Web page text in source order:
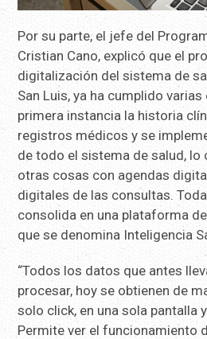
Por su parte, el jefe del
Cristian Cano, explicó que el
digitalización del sistema de
San Luis, ya ha cumplido varias
primera instancia la historia
registros médicos y se
de todo el sistema de salud, lo
otras cosas con agendas
digitales de las consultas.
consolida en una plataforma
que se denomina Inteligencia
“Todos los datos que antes
procesar, hoy se obtienen de
solo click, en una sola pantalla
Permite ver el funcionamiento